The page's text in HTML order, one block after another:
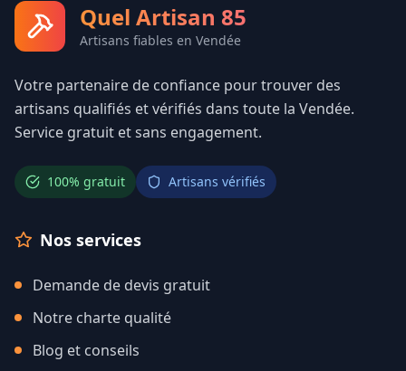
Quel Artisan 85
Artisans fiables en Vendée
Votre partenaire de confiance pour trouver des
artisans qualifiés et vérifiés dans toute la Vendée.
Service gratuit et sans engagement.
100% gratuit Artisans vérifiés
Nos services
Demande de devis gratuit
Notre charte qualité
Blog et conseils